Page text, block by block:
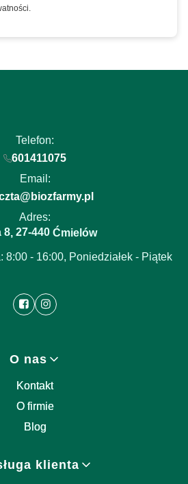
Telefon:
601411075
Email:
Adres:
8, 27-440Ćmielów
8:00 - 16:00, Poniedziałek - Piątek
O nas
Kontakt
O firmie
Blog
klienta